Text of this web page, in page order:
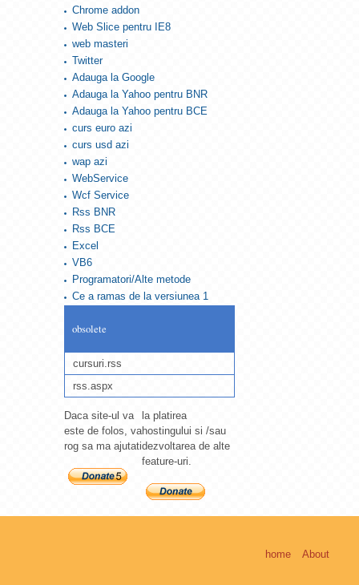
Chrome addon
Web Slice pentru IE8
web masteri
Twitter
Adauga la Google
Adauga la Yahoo pentru BNR
Adauga la Yahoo pentru BCE
curs euro azi
curs usd azi
wap azi
WebService
Wcf Service
Rss BNR
Rss BCE
Excel
VB6
Programatori/Alte metode
Ce a ramas de la versiunea 1
obsolete
cursuri.rss
rss.aspx
Daca site-ul va
este de folos, va
rog sa ma ajutati
la platirea
hostingului si /sau
dezvoltarea de alte
feature-uri.
home About